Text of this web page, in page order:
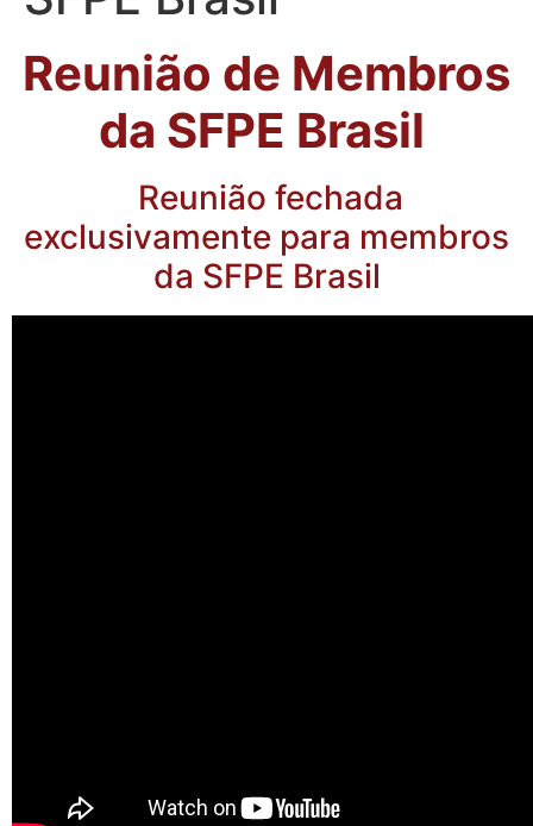
Reunião de Membros
da SFPE Brasil
Reunião fechada
exclusivamente para membros
da SFPE Brasil